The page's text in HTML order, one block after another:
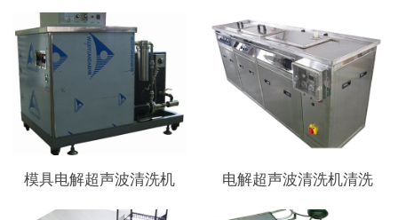
模具电解超声波清洗机 电解超声波清洗机清洗